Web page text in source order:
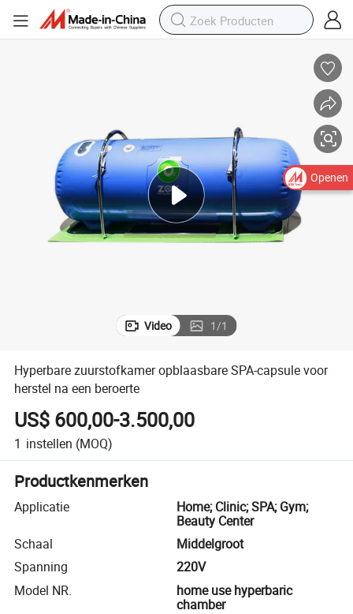
Video 1/1
Hyperbare zuurstofkamer opblaasbare SPA-capsule voor
herstel na een beroerte
US$ 600,00-3.500,00
1 instellen (MOQ)
Productkenmerken
Applicatie
Home; Clinic; SPA; Gym;
Beauty Center
Schaal
Middelgroot
Spanning
220V
Model NR.
home use hyperbaric
chamber
Openen